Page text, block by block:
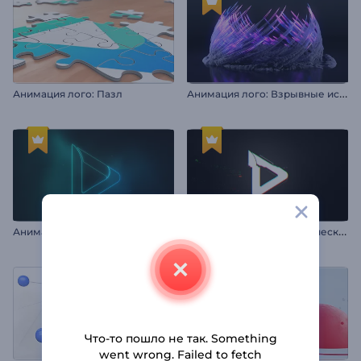
Анимация лого: Пазл А
нимация лого: Взрывные искры
А
нимация лого: Хроматический глитч
Что-то пошло не так. Something
went wrong. Failed to fetch